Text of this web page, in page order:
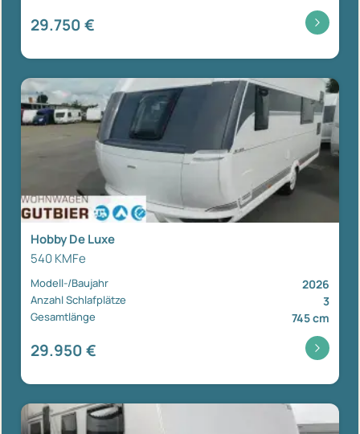
29.750 €
Hobby De Luxe
540 KMFe
Modell-/Baujahr 2026
Anzahl Schlafplätze 3
Gesamtlänge 745 cm
29.950 €